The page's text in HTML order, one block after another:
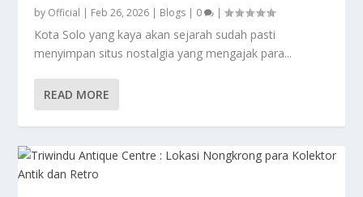
by Official | Feb 26, 2026 | Blogs | 0 |
Kota Solo yang kaya akan sejarah sudah pasti
menyimpan situs nostalgia yang mengajak para...
READ MORE